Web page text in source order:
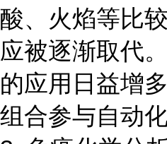
酸、火焰等比
应被逐渐取代
的应用日益增
组合参与自动化